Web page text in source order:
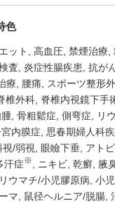
色
ット 高血圧 禁煙治療
査 炎症性腸疾患 抗が
療 腰痛 スポーツ整形
椎外科 脊椎内視鏡下手
骨粗鬆症 側弯症 リ
内膜症 思春期婦人科
視/弱視 眼瞼下垂 アト
汗症※ ニキビ 乾癬 腋
ウマチ/小児膠原病 小
マ 鼠径ヘルニア/脱腸